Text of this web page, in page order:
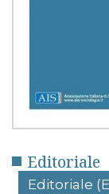
Editoriale
Editoriale